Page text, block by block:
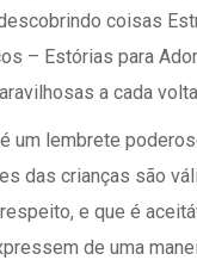
coisas
– Estórias para
a cada
um lembrete
das crianças são
e que é
de uma